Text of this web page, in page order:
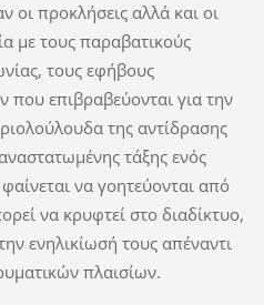
οι προκλήσεις αλλά και οι
με τους παραβατικούς
τους εφήβους
που επιβραβεύονται για την
της αντίδρασης
τάξης ενός
να γοητεύονται από
να κρυφτεί στο διαδίκτυο,
ενηλικίωσή τους απέναντι
πλαισίων.